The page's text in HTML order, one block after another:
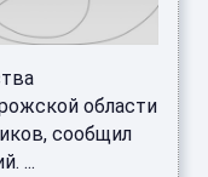
области
сообщил
...